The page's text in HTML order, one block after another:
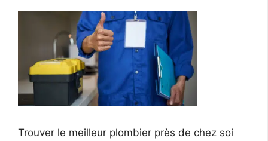
Trouver le meilleur plombier près de chez soi